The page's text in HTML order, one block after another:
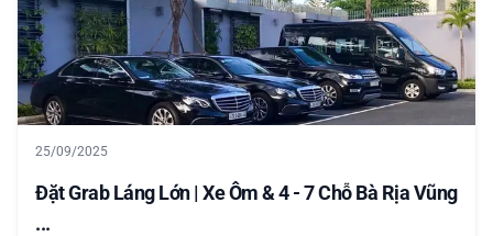
25/09/2025
Đặt Grab Láng Lớn | Xe Ôm & 4 - 7 Chỗ Bà Rịa Vũng
...